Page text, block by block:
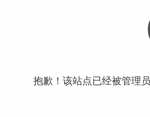
抱歉！该站点已经被管理